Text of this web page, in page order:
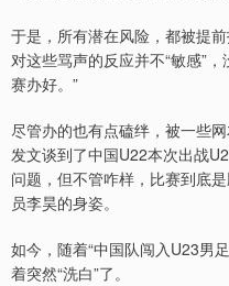
于是，所有潜在风险，都被提
对这些骂声的反应并不“敏感”
赛办好。”
尽管办的也有点磕绊，被一些
发文谈到了中国U22本次出战
问题，但不管咋样，比赛到底
员李昊的身姿。
如今，随着“中国队闯入U23男
着突然“洗白”了。